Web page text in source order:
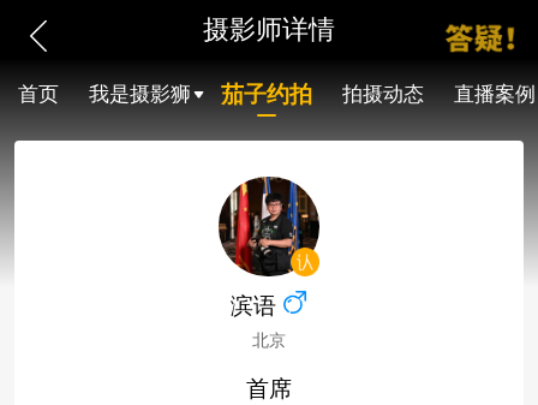
摄影师详情
首页 我是摄影狮 茄子约拍 拍摄动态 直播案例
滨语
北京
首席